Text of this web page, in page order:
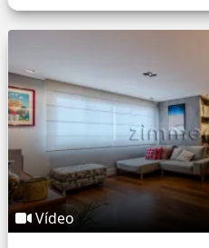
Vídeo